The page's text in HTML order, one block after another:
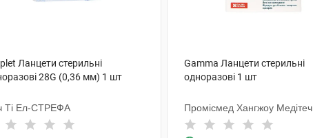
Ланцети стерильні
28G (0,36 мм) 1 шт
Ті Ел-СТРЕФА
Gamma Ланцети стерильні
одноразові 1 шт
Промісмед Хангжоу Медітеч